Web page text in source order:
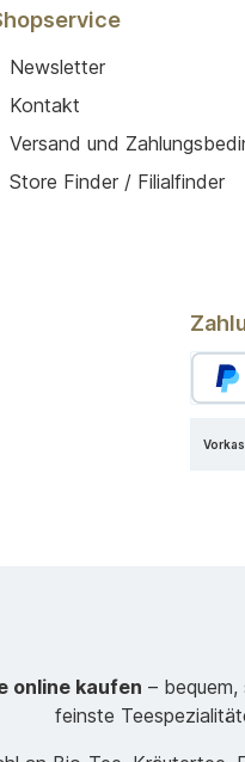
Newsletter
Kontakt
Versand und
Store Finder / Filialfinder
online kaufen –
feinste